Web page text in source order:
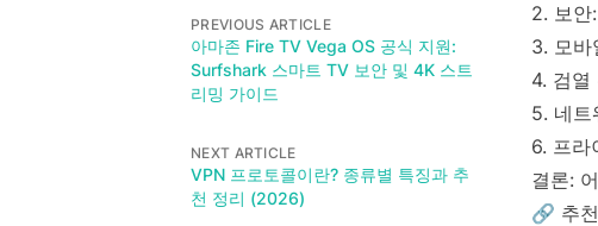
2. 보안
3. 모바
4. 검열
5. 네트
6. 프라
결론:
🔗 추
PREVIOUS ARTICLE
아마존 Fire TV Vega OS 공식 지원:
Surfshark 스마트 TV 보안 및 4K 스트
리밍 가이드
NEXT ARTICLE
VPN 프로토콜이란? 종류별 특징과 추
천 정리 (2026)